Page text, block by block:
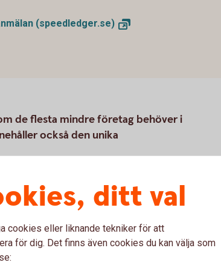
(speedledger.se)
de flesta mindre företag behöver i
också den unika
ditt val
cookies eller liknande tekniker för att
för dig. Det finns även cookies du kan välja som